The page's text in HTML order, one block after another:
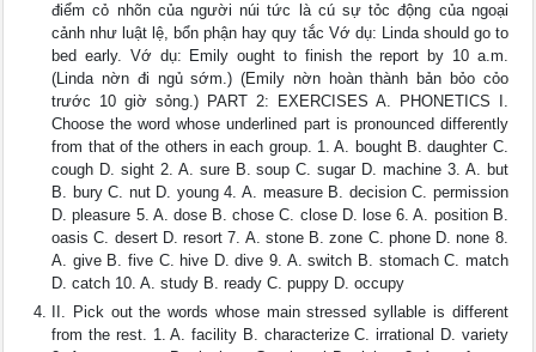
điểm cỏ nhõn của người núi tức là cú sự tỏc động của ngoại
cảnh như luật lệ, bổn phận hay quy tắc Vớ dụ: Linda should go to
bed early. Vớ dụ: Emily ought to finish the report by 10 a.m.
(Linda nờn đi ngủ sớm.) (Emily nờn hoàn thành bản bỏo cỏo
trước 10 giờ sỏng.) PART 2: EXERCISES A. PHONETICS I.
Choose the word whose underlined part is pronounced differently
from that of the others in each group. 1. A. bought B. daughter C.
cough D. sight 2. A. sure B. soup C. sugar D. machine 3. A. but
B. bury C. nut D. young 4. A. measure B. decision C. permission
D. pleasure 5. A. dose B. chose C. close D. lose 6. A. position B.
oasis C. desert D. resort 7. A. stone B. zone C. phone D. none 8.
A. give B. five C. hive D. dive 9. A. switch B. stomach C. match
D. catch 10. A. study B. ready C. puppy D. occupy
II. Pick out the words whose main stressed syllable is different
from the rest. 1. A. facility B. characterize C. irrational D. variety